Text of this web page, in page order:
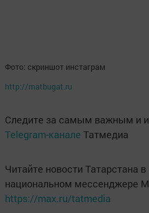
Фото: скриншот инстаграм
http://matbugat.ru
Следите за самым важным и
Telegram-канале Татмедиа
Читайте новости Татарстана в
национальном мессенджере
https://max.ru/tatmedia